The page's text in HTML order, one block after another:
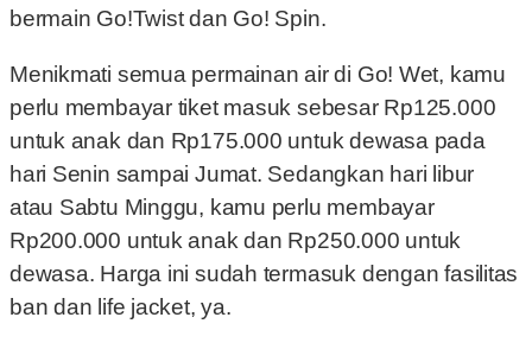
bermain Go!Twist dan Go! Spin.
Menikmati semua permainan air di Go! Wet, kamu
perlu membayar tiket masuk sebesar Rp125.000
untuk anak dan Rp175.000 untuk dewasa pada
hari Senin sampai Jumat. Sedangkan hari libur
atau Sabtu Minggu, kamu perlu membayar
Rp200.000 untuk anak dan Rp250.000 untuk
dewasa. Harga ini sudah termasuk dengan fasilitas
ban dan life jacket, ya.